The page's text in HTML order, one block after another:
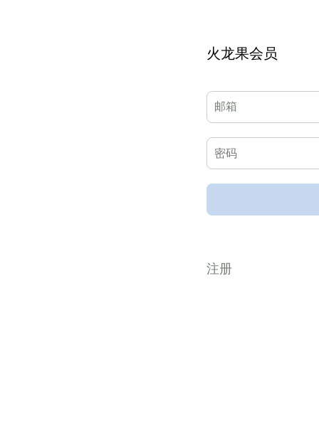
火龙果会员
注册